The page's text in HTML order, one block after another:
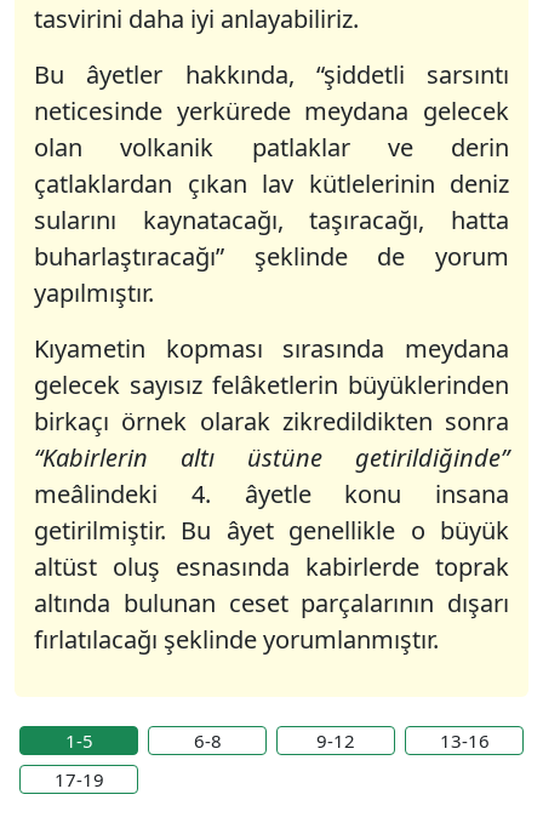
tasvirini daha iyi anlayabiliriz.
Bu âyetler hakkında, “şiddetli sarsıntı
neticesinde yerkürede meydana gelecek
olan volkanik patlaklar ve derin
çatlaklardan çıkan lav kütlelerinin deniz
sularını kaynatacağı, taşıracağı, hatta
buharlaştıracağı” şeklinde de yorum
yapılmıştır.
Kıyametin kopması sırasında meydana
gelecek sayısız felâketlerin büyüklerinden
birkaçı örnek olarak zikredildikten sonra
“Kabirlerin altı üstüne getirildiğinde”
meâlindeki 4. âyetle konu insana
getirilmiştir. Bu âyet genellikle o büyük
altüst oluş esnasında kabirlerde toprak
altında bulunan ceset parçalarının dışarı
fırlatılacağı şeklinde yorumlanmıştır.
1-5 6-8 9-12
13-16
17-19